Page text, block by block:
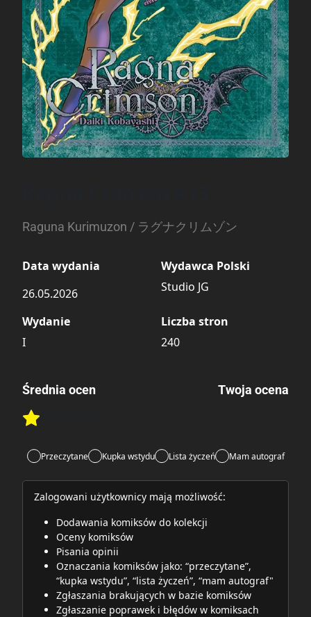
Raguna Kurimuzon / ラグナクリムゾン
Data wydania
26.05.2026
Wydawca Polski
Studio JG
Wydanie
I
Liczba stron
240
Średnia ocen
Rate this item:
Twoja ocena
Przeczytane Kupka wstydu Lista życzeń Mam autograf
Zalogowani użytkownicy mają możliwość:
Dodawania komiksów do kolekcji
Oceny komiksów
Pisania opinii
Oznaczania komiksów jako: “przeczytane”,
“kupka wstydu”, “lista życzeń”, “mam autograf"
Zgłaszania brakujących w bazie komiksów
Zgłaszanie poprawek i błędów w komiksach